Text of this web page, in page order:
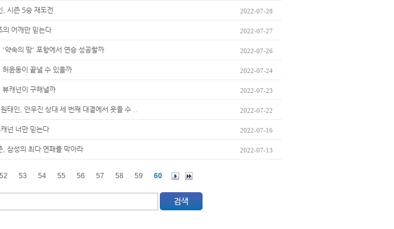
, 시즌 5승 재도전 2022-07-28
어깨만 믿는다 2022-07-27
속의 땅' 포항에서 연승 성공할까 2022-07-26
윤동이 끝낼 수 있을까 2022-07-24
캐넌이 구해낼까 2022-07-23
태인, 안우진 상대 세 번째 대결에서 웃을 수 .. 2022-07-22
넌 너만 믿는다 2022-07-16
삼성의 최다 연패를 막아라 2022-07-13
52 53 54 55 56 57 58 59 60